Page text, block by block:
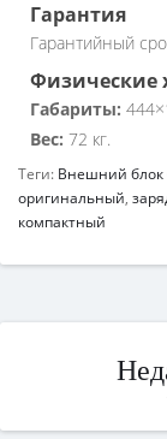
Гарантия
Гарантийный
Физические
Габариты:
Вес: 72 кг.
Теги: Внешний блок
оригинальный,
компактный